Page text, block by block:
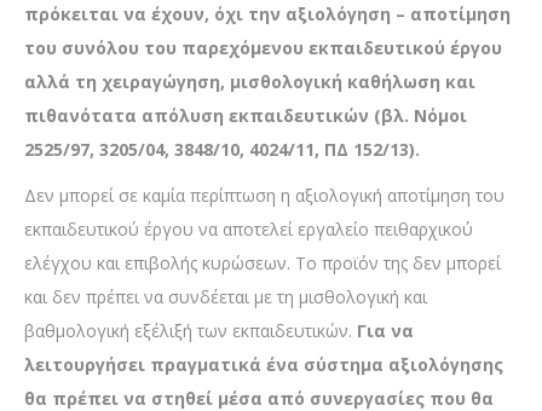
πρόκειται να έχουν, όχι την αξιολόγηση – αποτίμηση
του συνόλου του παρεχόμενου εκπαιδευτικού έργου
αλλά τη χειραγώγηση, μισθολογική καθήλωση και
πιθανότατα απόλυση εκπαιδευτικών (βλ. Νόμοι
2525/97, 3205/04, 3848/10, 4024/11, ΠΔ 152/13).
Δεν μπορεί σε καμία περίπτωση η αξιολογική αποτίμηση του
εκπαιδευτικού έργου να αποτελεί εργαλείο πειθαρχικού
ελέγχου και επιβολής κυρώσεων. Το προϊόν της δεν μπορεί
και δεν πρέπει να συνδέεται με τη μισθολογική και
βαθμολογική εξέλιξή των εκπαιδευτικών. Για να
λειτουργήσει πραγματικά ένα σύστημα αξιολόγησης
θα πρέπει να στηθεί μέσα από συνεργασίες που θα